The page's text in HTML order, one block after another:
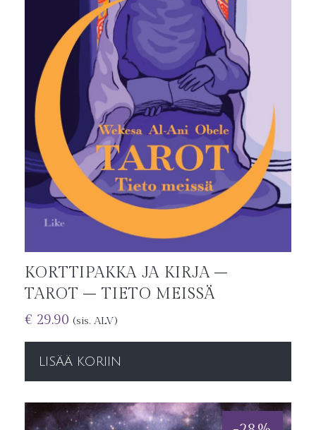
KORTTIPAKKA JA KIRJA –
TAROT – TIETO MEISSÄ
€ 29.90 (sis. ALV)
LISÄÄ KORIIN